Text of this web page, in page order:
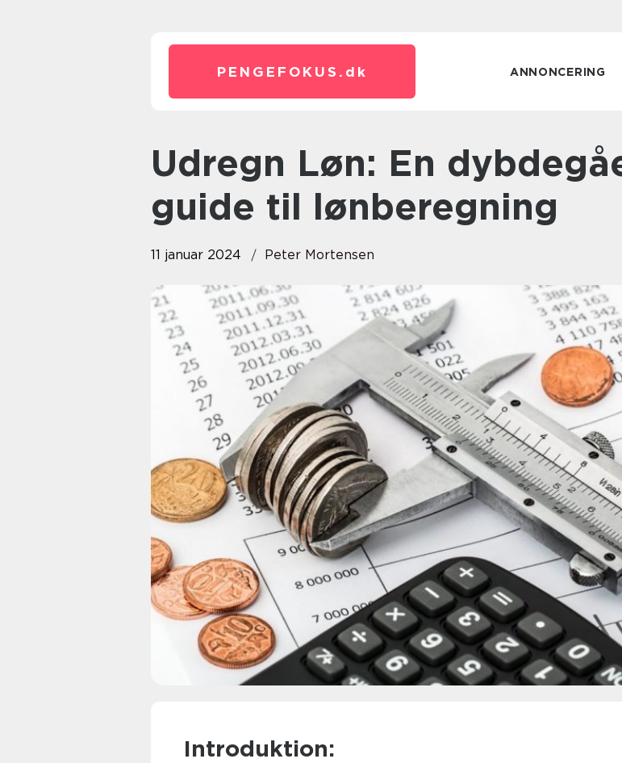
PENGEFOKUS. dk ANNONCERING
Udregn Løn: En dybdegående
guide til lønberegning
11 januar 2024 Peter Mortensen
Introduktion: